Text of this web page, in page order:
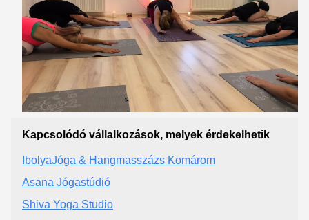
Kapcsolódó vállalkozások, melyek érdekelhetik
IbolyaJóga & Hangmasszázs Komárom
Asana Jógastúdió
Shiva Yoga Studio